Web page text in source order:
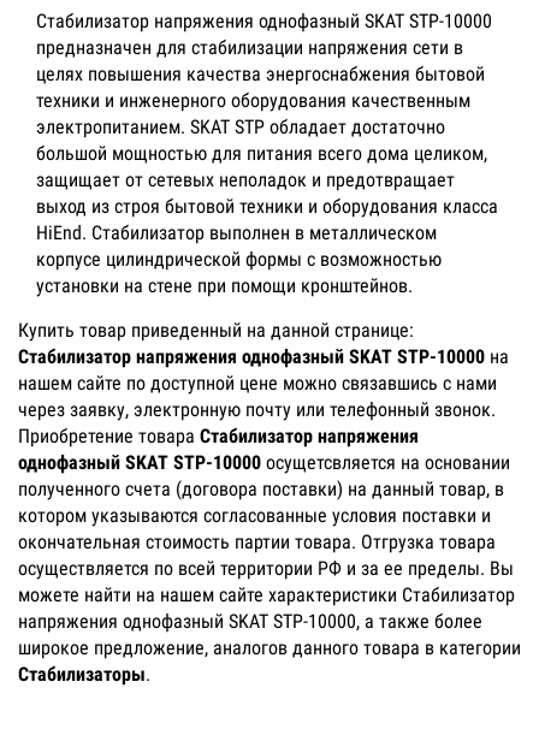
Стабилизатор напряжения однофазный SKAT STP-10000
предназначен для стабилизации напряжения сети в
целях повышения качества энергоснабжения бытовой
техники и инженерного оборудования качественным
электропитанием. SKAT STP обладает достаточно
большой мощностью для питания всего дома целиком,
защищает от сетевых неполадок и предотвращает
выход из строя бытовой техники и оборудования класса
HiEnd. Стабилизатор выполнен в металлическом
корпусе цилиндрической формы с возможностью
установки на стене при помощи кронштейнов.
Купить товар приведенный на данной странице:
Стабилизатор напряжения однофазный SKAT STP-10000 на
нашем сайте по доступной цене можно связавшись с нами
через заявку, электронную почту или телефонный звонок.
Приобретение товара Стабилизатор напряжения
однофазный SKAT STP-10000 осущетсвляется на основании
полученного счета (договора поставки) на данный товар, в
котором указываются согласованные условия поставки и
окончательная стоимость партии товара. Отгрузка товара
осуществляется по всей территории РФ и за ее пределы. Вы
можете найти на нашем сайте характеристики Стабилизатор
напряжения однофазный SKAT STP-10000, а также более
широкое предложение, аналогов данного товара в категории
Стабилизаторы.